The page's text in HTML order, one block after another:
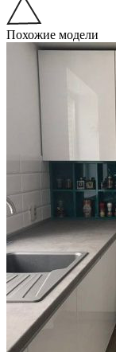
Похожие модели